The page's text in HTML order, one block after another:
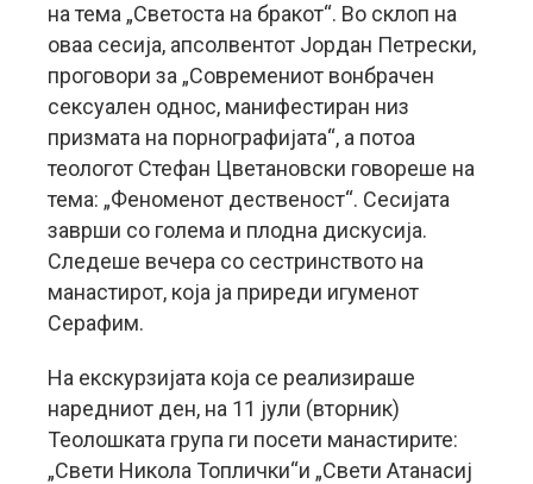
на тема „Светоста на бракот“. Во склоп на
оваа сесија, апсолвентот Јордан Петрески,
проговори за „Современиот вонбрачен
сексуален однос, манифестиран низ
призмата на порнографијата“, а потоа
теологот Стефан Цветановски говореше на
тема: „Феноменот дественост“. Сесијата
заврши со голема и плодна дискусија.
Следеше вечера со сестринството на
манастирот, која ја приреди игуменот
Серафим.
На екскурзијата која се реализираше
наредниот ден, на 11 јули (вторник)
Теолошката група ги посети манастирите:
„Свети Никола Топлички“и „Свети Атанасиј